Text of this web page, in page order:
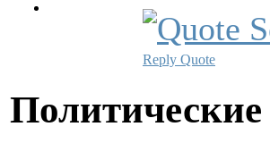
Reply Quote